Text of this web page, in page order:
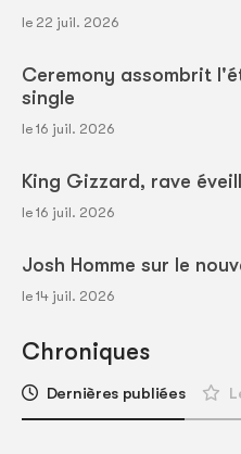
le 22 juil. 2026
Ceremony assombrit
single
le 16 juil. 2026
King Gizzard, rave
le 16 juil. 2026
Josh Homme sur le
le 14 juil. 2026
Chroniques
Dernières publiées